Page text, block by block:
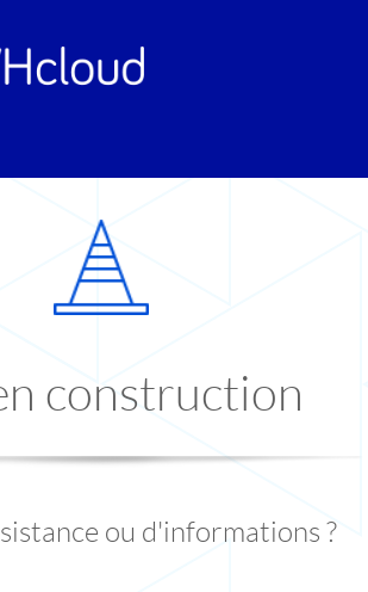
construction
ou d'informations ?